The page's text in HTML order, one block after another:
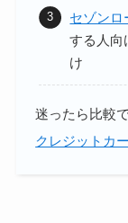
セゾンロ
する人向
け
迷ったら比較
クレジットカ